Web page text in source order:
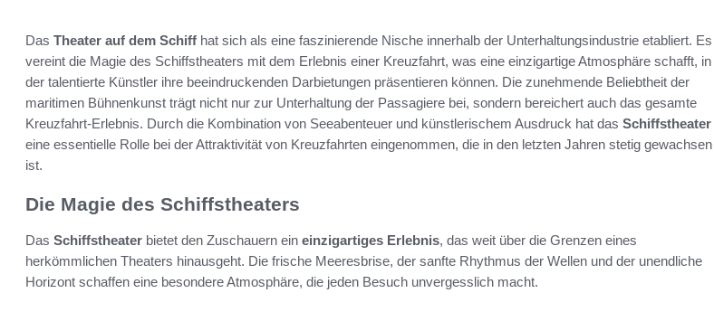
Das Theater auf dem Schiff hat sich als eine faszinierende Nische innerhalb der Unterhaltungsindustrie etabliert. Es
vereint die Magie des Schiffstheaters mit dem Erlebnis einer Kreuzfahrt, was eine einzigartige Atmosphäre schafft, in
der talentierte Künstler ihre beeindruckenden Darbietungen präsentieren können. Die zunehmende Beliebtheit der
maritimen Bühnenkunst trägt nicht nur zur Unterhaltung der Passagiere bei, sondern bereichert auch das gesamte
Kreuzfahrt-Erlebnis. Durch die Kombination von Seeabenteuer und künstlerischem Ausdruck hat das Schiffstheater
eine essentielle Rolle bei der Attraktivität von Kreuzfahrten eingenommen, die in den letzten Jahren stetig gewachsen
ist.
Die Magie des Schiffstheaters
Das Schiffstheater bietet den Zuschauern ein einzigartiges Erlebnis, das weit über die Grenzen eines
herkömmlichen Theaters hinausgeht. Die frische Meeresbrise, der sanfte Rhythmus der Wellen und der unendliche
Horizont schaffen eine besondere Atmosphäre, die jeden Besuch unvergesslich macht.